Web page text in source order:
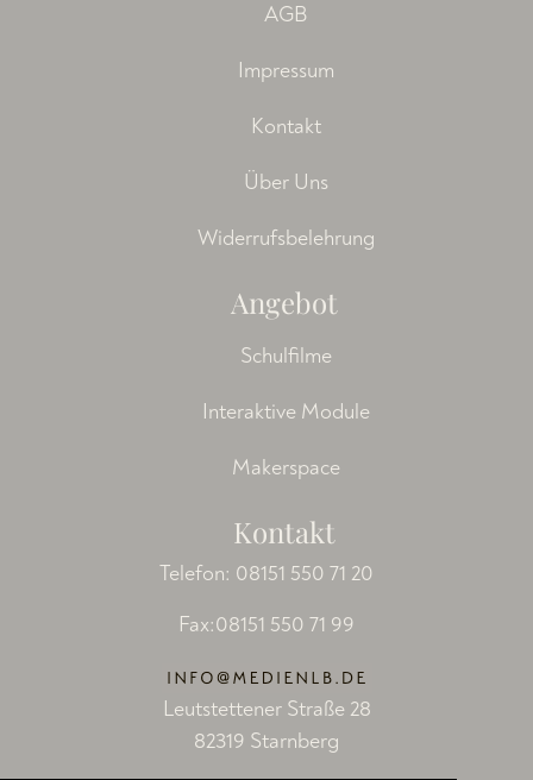
AGB
Impressum
Kontakt
Über Uns
Widerrufsbelehrung
Angebot
Schulfilme
Interaktive Module
Makerspace
Kontakt
Telefon: 08151 550 71 20
Fax:08151 550 71 99
Leutstettener Straße 28
82319 Starnberg